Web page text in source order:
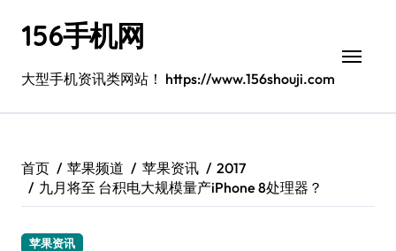
156手机网
大型手机资讯类网站！ https://www.156shouji.com
首页 苹果频道 苹果资讯
2017
九月将至 台积电大规模量产iPhone 8处理器？
苹果资讯